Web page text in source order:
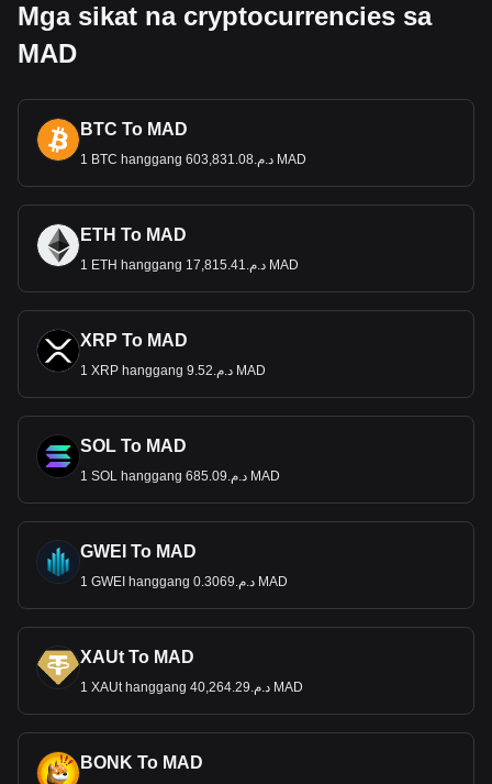
Mga sikat na cryptocurrencies sa
MAD
BTC To MAD
1 BTC hanggang د.م.603,831.08 MAD
ETH To MAD
1 ETH hanggang د.م.17,815.41 MAD
XRP To MAD
1 XRP hanggang د.م.9.52 MAD
SOL To MAD
1 SOL hanggang د.م.685.09 MAD
GWEI To MAD
1 GWEI hanggang د.م.0.3069 MAD
XAUt To MAD
1 XAUt hanggang د.م.40,264.29 MAD
BONK To MAD